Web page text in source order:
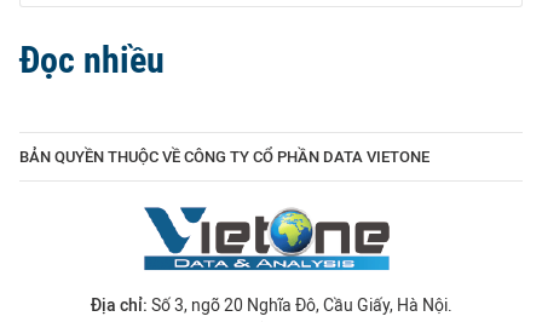
Đọc nhiều
BẢN QUYỀN THUỘC VỀ CÔNG TY CỔ PHẦN DATA VIETONE
Địa chỉ: Số 3, ngõ 20 Nghĩa Đô, Cầu Giấy, Hà Nội.